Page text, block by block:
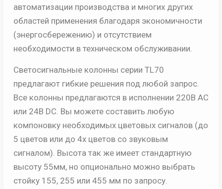
автоматизации производства и многих других
областей применения благодаря экономичности
(энергосбережению) и отсутствием
необходимости в техническом обслуживании.
Светосигнальные колонны серии TL70
предлагают гибкие решения под любой запрос.
Все колонны предлагаются в исполнении 220В AC
или 24В DC. Вы можете составить любую
компоновку необходимых цветовых сигналов (до
5 цветов или до 4х цветов со звуковым
сигналом). Высота так же имеет стандартную
высоту 55мм, но опционально можно выбрать
стойку 155, 255 или 455 мм по запросу.